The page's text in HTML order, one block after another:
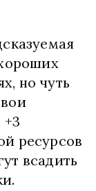
но чуть
ресурсов
всадить